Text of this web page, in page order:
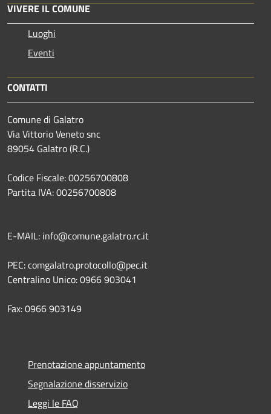
VIVERE IL COMUNE
Luoghi
Eventi
CONTATTI
Comune di Galatro
Via Vittorio Veneto snc
89054 Galatro (R.C.)
Codice Fiscale: 00256700808
Partita IVA: 00256700808
E-MAIL: info@comune.galatro.rc.it
PEC: comgalatro.protocollo@pec.it
Centralino Unico: 0966 903041
Fax: 0966 903149
Prenotazione appuntamento
Segnalazione disservizio
Leggi le FAQ